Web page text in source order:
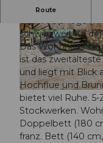
© swisshotel
© swisshotel
Route
Die Stiftung
Denkmalpflege
schweizweit für
Das Wohnhaus
ist das
und liegt mit Blick
Hochflue und
bietet viel Ruhe.
Stockwerken.
Doppelbett (180
franz. Bett (140